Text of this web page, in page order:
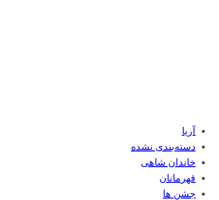
آریا
دسته‌بندی نشده
خاندان شاهی
قهرمانان
جشن ها